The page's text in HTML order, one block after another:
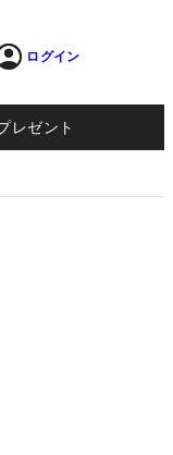
ログイン
レゼント